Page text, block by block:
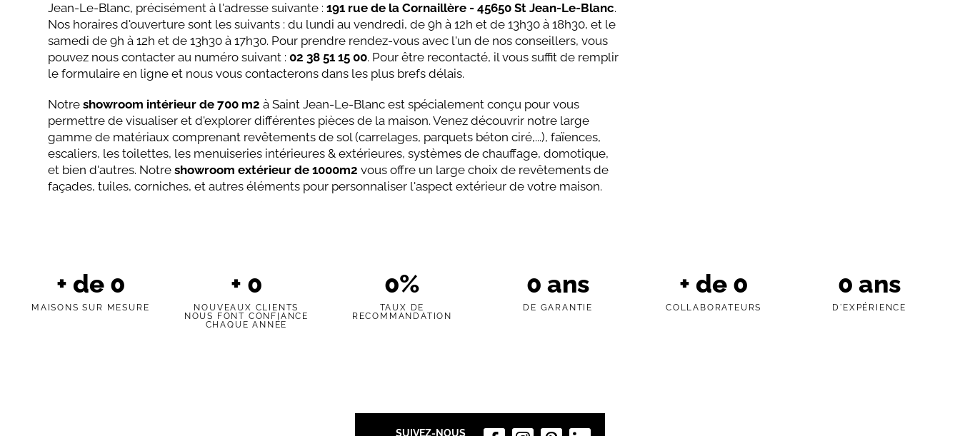
Jean-Le-Blanc, précisément à l'adresse suivante :191 rue de la Cornaillère - 45650 St Jean-Le-Blanc.
Nos horaires d'ouverture sont les suivants : du lundi au vendredi, de 9h à 12h et de 13h30 à 18h30, et le
samedi de 9h à 12h et de 13h30 à 17h30. Pour prendre rendez-vous avec l'un de nos conseillers, vous
pouvez nous contacter au numéro suivant :02 38 51 15 00. Pour être recontacté, il vous suffit de remplir
le formulaire en ligne et nous vous contacterons dans les plus brefs délais.
Notreshowroom intérieur de 700 m2 à Saint Jean-Le-Blanc est spécialement conçu pour vous
permettre de visualiser et d'explorer différentes pièces de la maison. Venez découvrir notre large
gamme de matériaux comprenant revêtements de sol (carrelages, parquets béton ciré,...), faïences,
escaliers, les toilettes, les menuiseries intérieures & extérieures, systèmes de chauffage, domotique,
et bien d'autres. Notreshowroom extérieur de 1000m2 vous offre un large choix de revêtements de
façades, tuiles, corniches, et autres éléments pour personnaliser l'aspect extérieur de votre maison.
+ de 0
MAISONS SUR MESURE
+ 0
NOUVEAUX CLIENTS
NOUS FONT CONFIANCE
CHAQUE ANNÉE
0%
TAUX DE
RECOMMANDATION
0 ans
DE GARANTIE
+ de 0
COLLABORATEURS
0 ans
D'EXPÉRIENCE
SUIVEZ-NOUS